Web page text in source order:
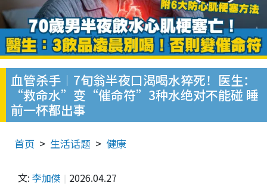
血管杀手︱7旬翁半夜口渴喝水猝死！医生：
“救命水”变“催命符”3种水绝对不能碰 睡
前一杯都出事
首页 生活话题 健康
文: 李加傑 2026.04.27